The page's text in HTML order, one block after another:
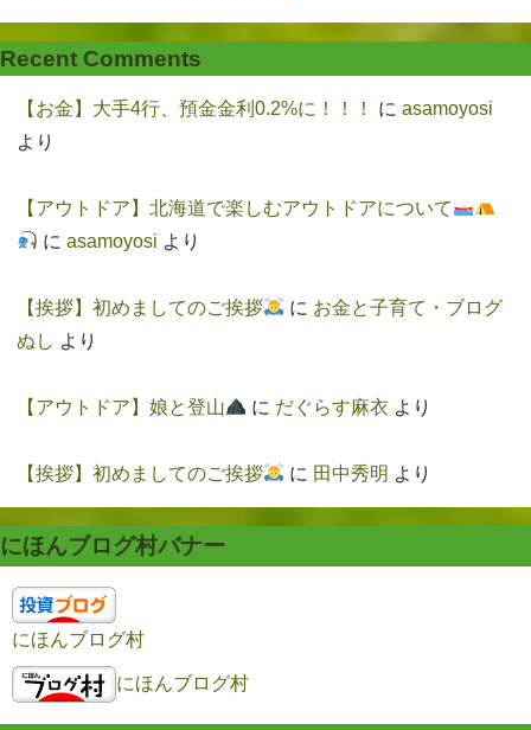
Recent Comments
【お金】大手4行、預金金利0.2%に！！！ に asamoyosi
より
【アウトドア】北海道で楽しむアウトドアについて
に asamoyosi より
【挨拶】初めましてのご挨拶 に お金と子育て・ブログ
ぬし より
【アウトドア】娘と登山 に だぐらす麻衣 より
【挨拶】初めましてのご挨拶 に 田中秀明 より
にほんブログ村バナー
にほんブログ村
にほんブログ村